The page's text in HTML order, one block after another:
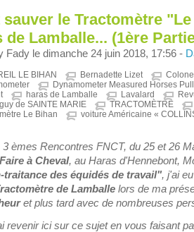
sauver le Tractomètre
de Lamballe... (1ère
Fady le dimanche 24 juin 2018, 17:56 -
LE BIHAN Bernadette Lizet
Dynamometer Measured Horses
haras de Lamballe Lavalard
de SAINTE MARIE
TRACTOMÈTRE
Le Bihan
voiture Américaine «
èmes Rencontres FNCT, du 25 et 26
à Cheval, au Haras d'Hennebont,
traitance des équidés de travail", j'ai
de Lamballe lors de ma
et plus tard avec de nombreuses
revenir ici sur ce sujet en vous faisant